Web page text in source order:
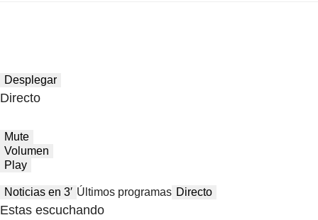
Desplegar
Directo
Mute
Volumen
Play
Noticias en 3′ Últimos programas Directo
Estas escuchando